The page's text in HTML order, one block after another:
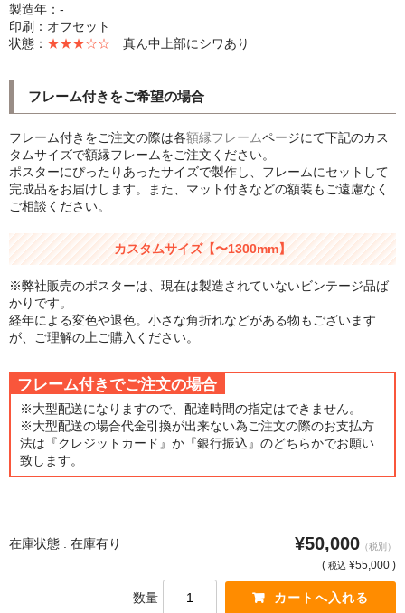
アートポスター
Instagram紹介商品
エンゾ・マーリ【Enzo Mari】
ダネーゼ【DANESE MILANO】
フォトアートポスター
アンディ・ウォーホル
Folon
olivetti
額装品
額装品一覧
アンリ・マティス額装
フランス製モノクロフォト額装
製造年：-
印刷：オフセット
状態： ★★★☆☆ 真ん中上部にシワあり
フレーム付きをご希望の場合
フレーム付きをご注文の際は各額縁フレームページにて下記のカス
タムサイズで額縁フレームをご注文ください。
ポスターにぴったりあったサイズで製作し、フレームにセットして
完成品をお届けします。また、マット付きなどの額装もご遠慮なく
ご相談ください。
カスタムサイズ【〜1300mm】
※弊社販売のポスターは、現在は製造されていないビンテージ品ば
かりです。
経年による変色や退色。小さな角折れなどがある物もございます
が、ご理解の上ご購入ください。
フレーム付きでご注文の場合
※大型配送になりますので、配達時間の指定はできません。
※大型配送の場合代金引換が出来ない為ご注文の際のお支払方
法は『クレジットカード』か『銀行振込』のどちらかでお願い
致します。
在庫状態 : 在庫有り ¥50,000 （税別）
( 税込 ¥55,000 )
数量